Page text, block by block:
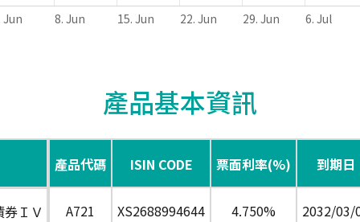
Jun 8. Jun 15. Jun 22. Jun 29. Jun 6. Jul
產品基本資訊
產品代碼 ISIN CODE 票面利率(%) 到期日
ＩＶ A721 XS2688994644 4.750% 2032/03/